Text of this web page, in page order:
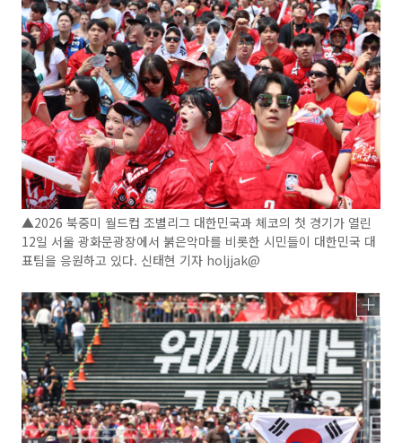
▲2026 북중미 월드컵 조별리그 대한민국과 체코의 첫 경기가 열린
12일 서울 광화문광장에서 붉은악마를 비롯한 시민들이 대한민국 대
표팀을 응원하고 있다. 신태현 기자 holjjak@